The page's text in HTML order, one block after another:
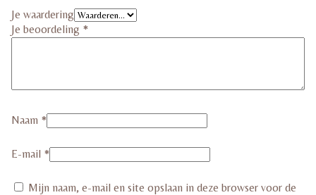
Je waardering
Je beoordeling *
Naam *
E-mail *
Mijn naam, e-mail en site opslaan in deze browser voor de